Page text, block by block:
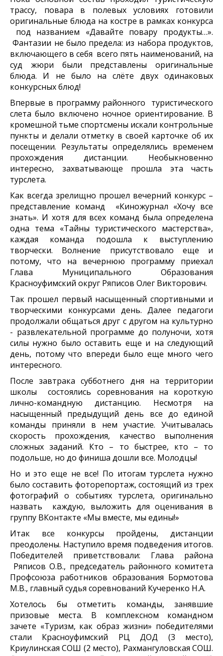
трассу, повара в полевых условиях готовили
оригинальные блюда на костре в рамках конкурса
под названием «Давайте повару продукты…».
Фантазии не было предела: из набора продуктов,
включающего в себя всего пять наименований, на
суд жюри были представлены оригинальные
блюда. И не было на слёте двух одинаковых
конкурсных блюд!
Впервые в программу районного туристического
слета было включено ночное ориентирование. В
кромешной тьме спортсмены искали контрольные
пункты и делали отметку в своей карточке об их
посещении. Результаты определялись временем
прохождения дистанции. Необыкновенно
интересно, захватывающе прошла эта часть
турслета.
Как всегда зрелищно прошел вечерний конкурс –
представление команд «Киножурнал «Хочу все
знать». И хотя для всех команд была определена
одна тема «Тайны туристического мастерства»,
каждая команда подошла к выступлению
творчески. Волнение присутствовало еще и
потому, что на вечернюю программу приехал
Глава Муниципального Образования
Красноуфимский округ Ряписов Олег Викторович.
Так прошел первый насыщенный спортивными и
творческими конкурсами день. Далее педагоги
продолжали общаться друг с другом на культурно
- развлекательной программе до полуночи, хотя
силы нужно было оставить еще и на следующий
день, потому что впереди было еще много чего
интересного.
После завтрака субботнего дня на территории
школы состоялись соревнования на короткую
лично-командную дистанцию. Несмотря на
насыщенный предыдущий день все до единой
команды приняли в нем участие. Учитывалась
скорость прохождения, качество выполнения
сложных заданий. Кто – то быстрее, кто – то
подольше, но до финиша дошли все. Молодцы!
Но и это еще не все! По итогам турслета нужно
было составить фоторепортаж, состоящий из трех
фотографий о событиях турслета, оригинально
назвать каждую, выложить для оценивания в
группу ВКонтакте «Мы вместе, мы едины!»
Итак все конкурсы пройдены, дистанции
преодолены. Наступило время подведения итогов.
Победителей приветствовали: Глава района
Ряписов О.В., председатель районного комитета
Профсоюза работников образования Бормотова
М.В., главный судья соревнований Кучеренко Н.А.
Хотелось бы отметить команды, занявшие
призовые места. В комплексном командном
зачете «Туризм, как образ жизни» победителями
стали Красноуфимский РЦ ДОД (3 место),
Криулинская СОШ (2 место), Рахмангуловская СОШ.